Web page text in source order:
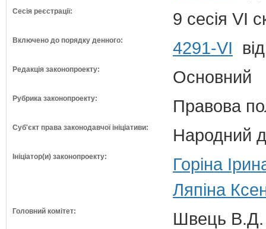
Сесія реєстрації: 9 сесія VI
Включено до порядку денного: 4291-VI
Редакція законопроекту: Основний
Рубрика законопроекту: Правова
Суб'єкт права законодавчої ініціативи: Народний
Ініціатор(и) законопроекту:
Горіна
Ляпіна
Головний комітет:
Швець В.Д.